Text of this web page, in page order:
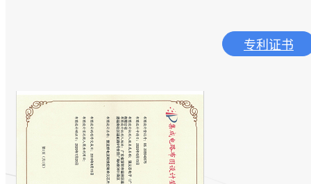
专利证书